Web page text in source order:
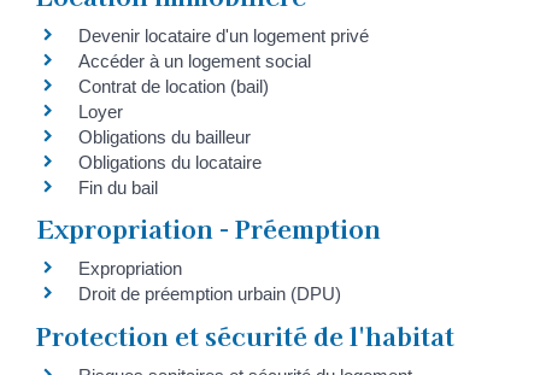
Devenir locataire d'un logement privé
Accéder à un logement social
Contrat de location (bail)
Loyer
Obligations du bailleur
Obligations du locataire
Fin du bail
Expropriation - Préemption
Expropriation
Droit de préemption urbain (DPU)
Protection et sécurité de l'habitat